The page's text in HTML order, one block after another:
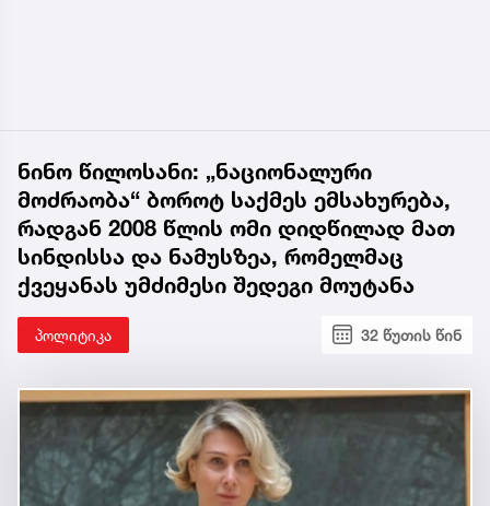
ნინო წილოსანი: „ნაციონალური
მოძრაობა“ ბოროტ საქმეს ემსახურება,
რადგან 2008 წლის ომი დიდწილად მათ
სინდისსა და ნამუსზეა, რომელმაც
ქვეყანას უმძიმესი შედეგი მოუტანა
პოლიტიკა 32 წუთის წინ